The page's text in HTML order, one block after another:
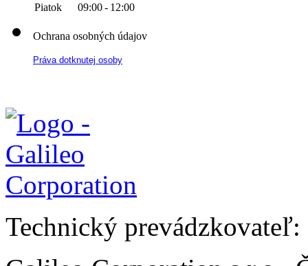
Piatok
09:00- 12:00
Ochrana osobných údajov
Práva dotknutej osoby
Technický prevádzkovateľ: